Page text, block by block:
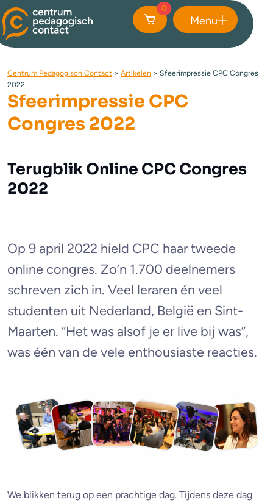
0
Menu
Centrum Pedagogisch Contact > Artikelen > Sfeerimpressie CPC Congres
2022
Sfeerimpressie CPC
Congres 2022
Terugblik Online CPC Congres
2022
Op 9 april 2022 hield CPC haar tweede
online congres. Zo’n 1.700 deelnemers
schreven zich in. Veel leraren én veel
studenten uit Nederland, België en Sint-
Maarten. “Het was alsof je er live bij was”,
was één van de vele enthousiaste reacties.
We blikken terug op een prachtige dag. Tijdens deze dag